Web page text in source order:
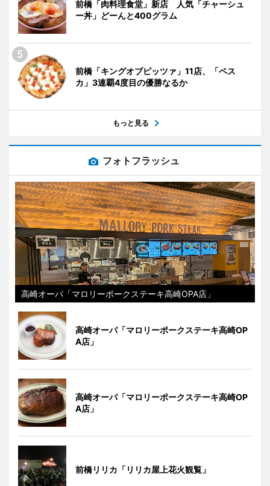
前橋「肉料理食堂」新店 人気「チャーシュ
ー丼」どーんと400グラム
前橋「キングオブピッツァ」11店、「ペス
カ」3連覇4度目の優勝なるか
もっと見る
フォトフラッシュ
高崎オーパ「マロリーポークステーキ高崎OPA店」
高崎オーパ「マロリーポークステーキ高崎OP
A店」
高崎オーパ「マロリーポークステーキ高崎OP
A店」
前橋リリカ「リリカ屋上花火観覧」